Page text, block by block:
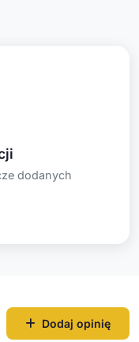
dodanych
Dodaj opinię